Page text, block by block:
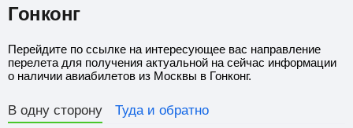
Гонконг
Перейдите по ссылке на интересующее вас направление
перелета для получения актуальной на сейчас информации
о наличии авиабилетов из Москвы в Гонконг.
В одну сторону Туда и обратно